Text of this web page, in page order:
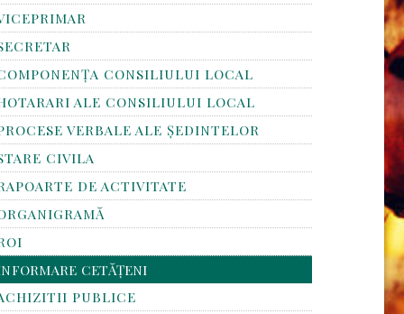
CONSILIULUI LOCAL
ALE CONSILIULUI LOCAL
VERBALE ALE ȘEDINTELOR
CIVILA
DE ACTIVITATE
CETĂȚENI
PUBLICE